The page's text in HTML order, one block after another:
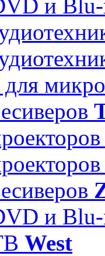
и
и
West